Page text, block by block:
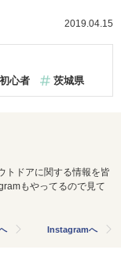
2019.04.15
初心者 茨城県
トドアに関する情報を皆
もやってるので見て
Instagramへ